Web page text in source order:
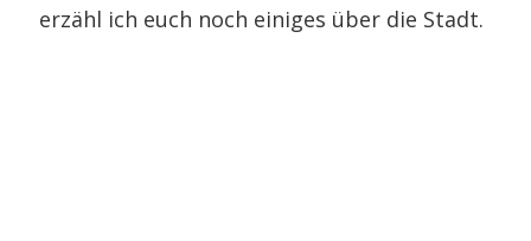
erzähl ich euch noch einiges über die Stadt.